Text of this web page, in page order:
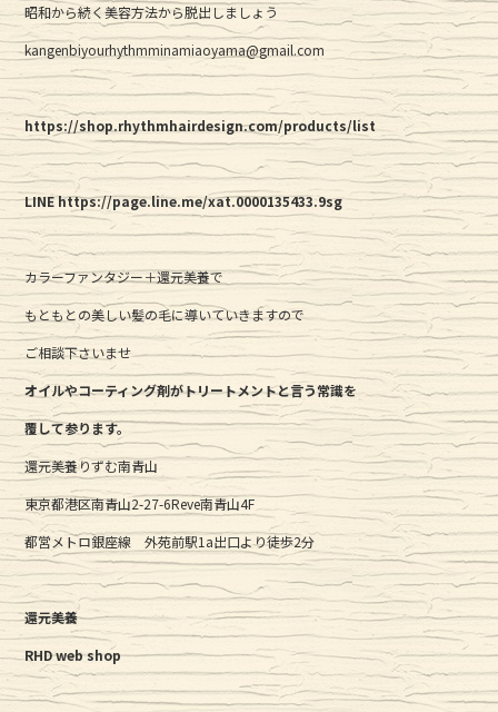
昭和から続く美容方法から脱出しましょう
kangenbiyourhythmminamiaoyama@gmail.com
https://shop.rhythmhairdesign.com/products/list
LINE https://page.line.me/xat.0000135433.9sg
カラーファンタジー＋還元美養で
もともとの美しい髪の毛に導いていきますので
ご相談下さいませ
オイルやコーティング剤がトリートメントと言う常識を
覆して参ります。
還元美養りずむ南青山
東京都港区南青山2-27-6Reve南青山4F
都営メトロ銀座線 外苑前駅1a出口より徒歩2分
還元美養
RHD web shop